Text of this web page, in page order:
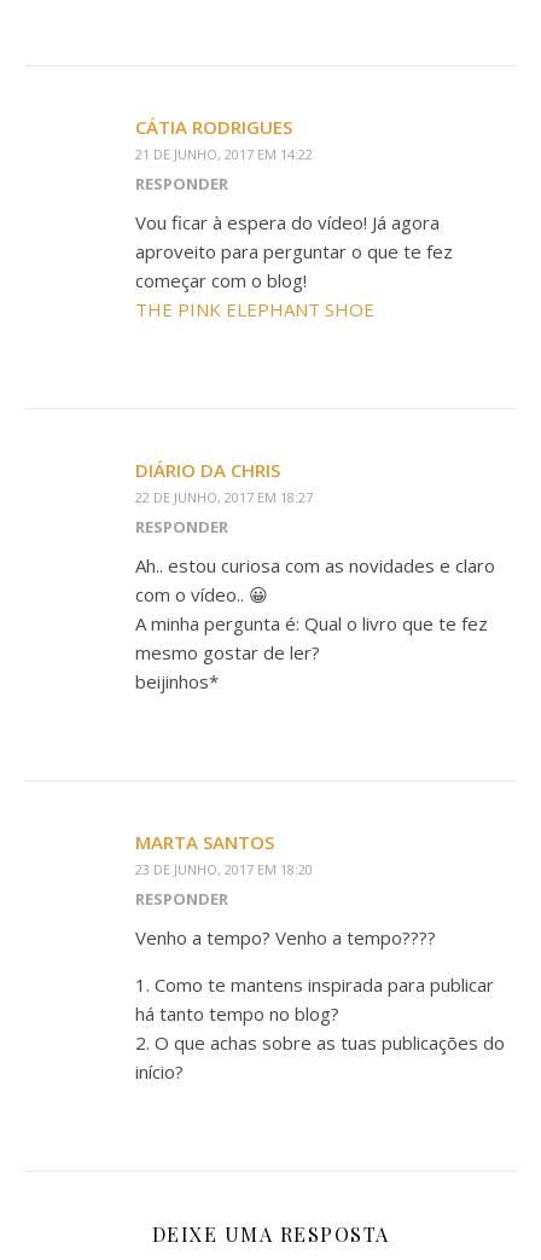
CÁTIA RODRIGUES
21 DE JUNHO, 2017 EM 14:22
RESPONDER
Vou ficar à espera do vídeo! Já agora
aproveito para perguntar o que te fez
começar com o blog!
THE PINK ELEPHANT SHOE
DIÁRIO DA CHRIS
22 DE JUNHO, 2017 EM 18:27
RESPONDER
Ah.. estou curiosa com as novidades e claro
com o vídeo.. 😀
A minha pergunta é: Qual o livro que te fez
mesmo gostar de ler?
beijinhos*
MARTA SANTOS
23 DE JUNHO, 2017 EM 18:20
RESPONDER
Venho a tempo? Venho a tempo????
1. Como te mantens inspirada para publicar
há tanto tempo no blog?
2. O que achas sobre as tuas publicações do
início?
DEIXE UMA RESPOSTA